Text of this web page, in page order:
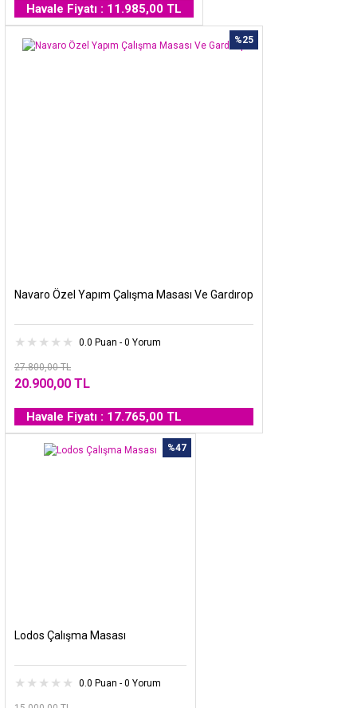
Havale Fiyatı : 11.985,00 TL
%25
Navaro Özel Yapım Çalışma Masası Ve Gardırop
0.0 Puan - 0 Yorum
27.800,00 TL
20.900,00 TL
Havale Fiyatı : 17.765,00 TL
%47
Lodos Çalışma Masası
0.0 Puan - 0 Yorum